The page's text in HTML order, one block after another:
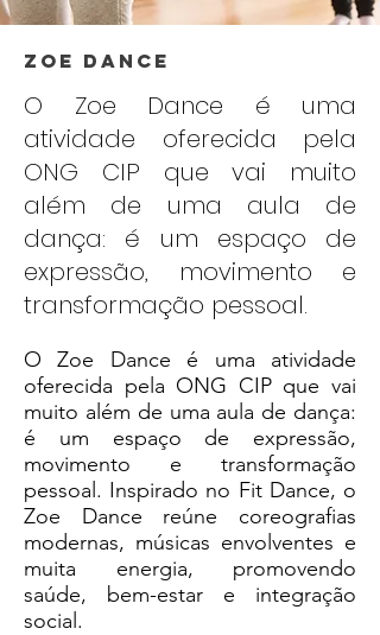
Zoe Dance
O Zoe Dance é uma
atividade oferecida pela
ONG CIP que vai muito
além de uma aula de
dança: é um espaço de
expressão, movimento e
transformação pessoal.
O Zoe Dance é uma atividade
oferecida pela ONG CIP que vai
muito além de uma aula de dança:
é um espaço de expressão,
movimento e transformação
pessoal. Inspirado no Fit Dance, o
Zoe Dance reúne coreografias
modernas, músicas envolventes e
muita energia, promovendo
saúde, bem-estar e integração
social.